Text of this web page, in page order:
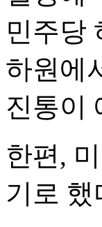
민주당
하원에
진통이
한편,
기로 했